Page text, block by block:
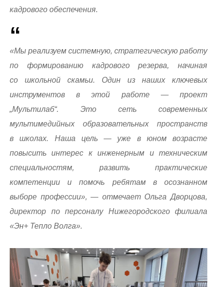
кадрового обеспечения.
«Мы реализуем системную, стратегическую работу
по формированию кадрового резерва, начиная
со школьной скамьи. Один из наших ключевых
инструментов в этой работе — проект
„Мультилаб“. Это сеть современных
мультимедийных образовательных пространств
в школах. Наша цель — уже в юном возрасте
повысить интерес к инженерным и техническим
специальностям, развить практические
компетенции и помочь ребятам в осознанном
выборе профессии», — отмечает Ольга Дворцова,
директор по персоналу Нижегородского филиала
«Эн+ Тепло Волга».